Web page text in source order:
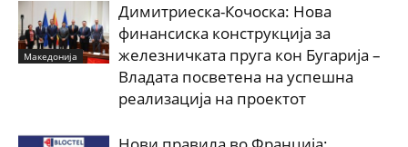
Македонија
Димитриеска-Кочоска: Нова
финансиска конструкција за
железничката пруга кон Бугарија –
Владата посветена на успешна
реализација на проектот